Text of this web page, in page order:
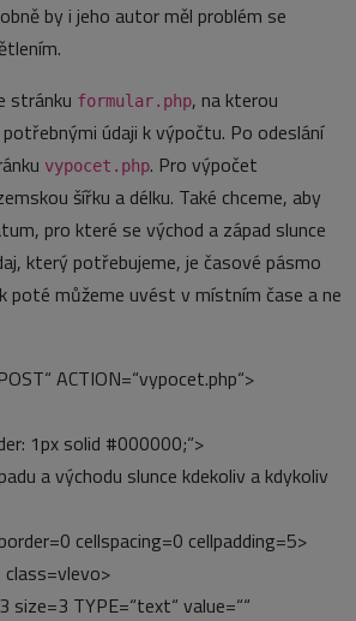
by i jeho autor měl problém se
stránku formular.php, na kterou
údaji k výpočtu. Po odeslání
vypocet.php. Pro výpočet
šířku a délku. Také chceme, aby
pro které se východ a západ slunce
který potřebujeme, je časové pásmo
poté můžeme uvést v místním čase a ne
ACTION=“vypocet.php“>
1px solid #000000;“>
a východu slunce kdekoliv a kdykoliv
cellspacing=0 cellpadding=5>
size=3 TYPE=“text“ value=““